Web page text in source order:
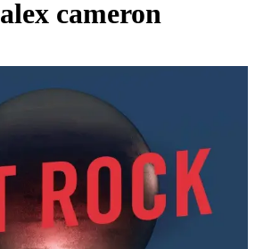
alex cameron